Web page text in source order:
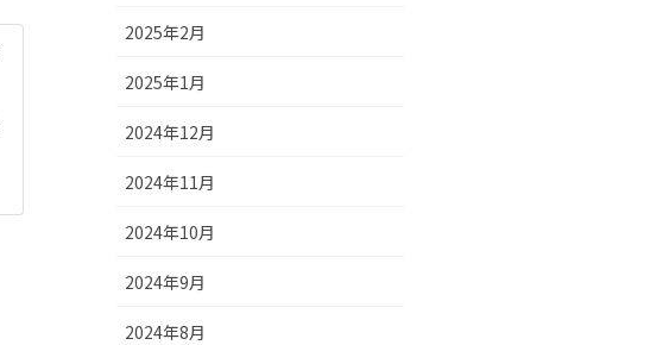
2025年2月
2025年1月
2024年12月
2024年11月
2024年10月
2024年9月
2024年8月